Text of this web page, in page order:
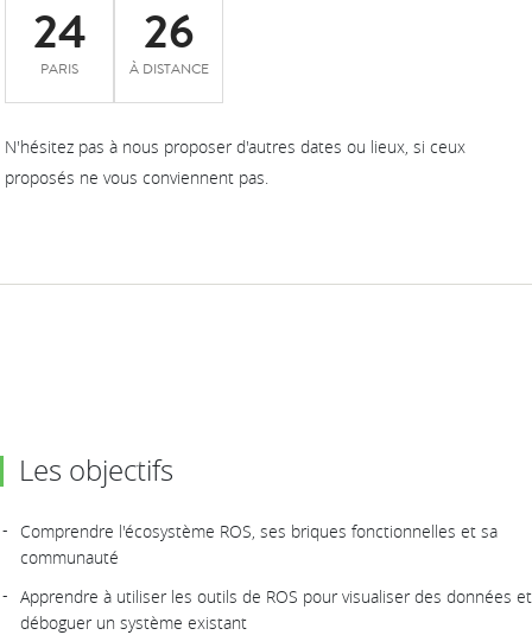
24
PARIS
26
À DISTANCE
N'hésitez pas à nous proposer d'autres dates ou lieux, si ceux
proposés ne vous conviennent pas.
Les objectifs
Comprendre l'écosystème ROS, ses briques fonctionnelles et sa
communauté
Apprendre à utiliser les outils de ROS pour visualiser des données et
déboguer un système existant